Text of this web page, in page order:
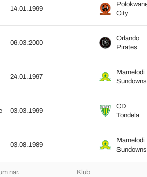
14.01.1999
City
06.03.2000
Orlando
Pirates
24.01.1997
Mamelodi
Sundowns
03.03.1999
CD
Tondela
03.08.1989
Mamelodi
Sundowns
nar. Klub